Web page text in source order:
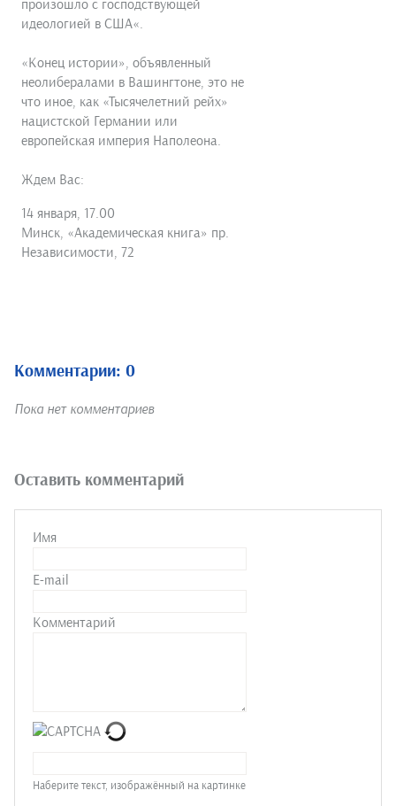
произошло с господствующей
идеологией в США«.
«Конец истории», объявленный
неолибералами в Вашингтоне, это не
что иное, как «Тысячелет­ний рейх»
нацистской Германии или
европейская империя Наполеона.
Ждем Вас:
14 января, 17.00
Минск, «Академическая книга» пр.
Независимости, 72
Комментарии: 0
Пока нет комментариев
Оставить комментарий
Имя
E-mail
Комментарий
Наберите текст, изображённый на картинке